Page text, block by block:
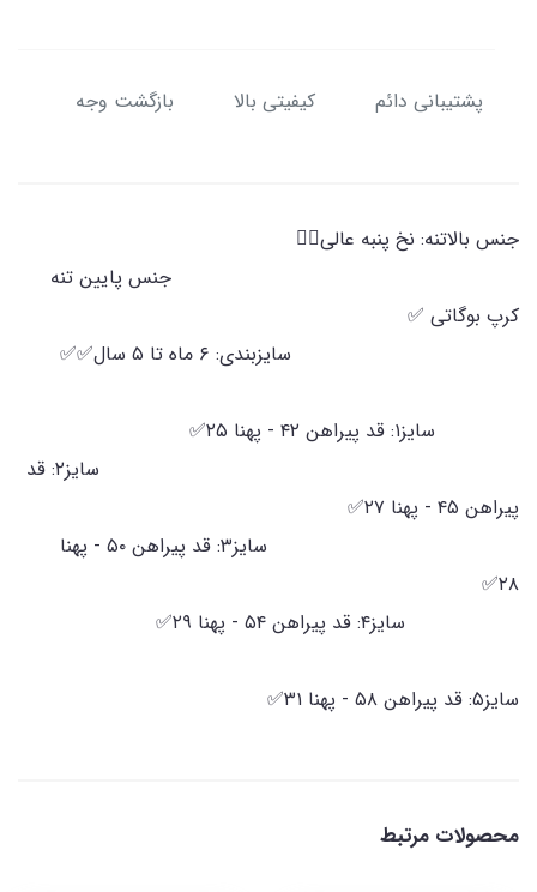
پشتیبانی دائم کیفیتی بالا بازگشت وجه
جنس بالاتنه: نخ پنبه عالی👌🏻
جنس پایین تنه
کرپ بوگاتی ✅
سایزبندی: ۶ ماه تا ۵ سال✅✅
سایز۱: قد پیراهن ۴۲ - پهنا ۲۵✅
سایز۲: قد
پیراهن ۴۵ - پهنا ۲۷✅
سایز۳: قد پیراهن ۵۰ - پهنا
۲۸✅
سایز۴: قد پیراهن ۵۴ - پهنا ۲۹✅
سایز۵: قد پیراهن ۵۸ - پهنا ۳۱✅
محصولات مرتبط